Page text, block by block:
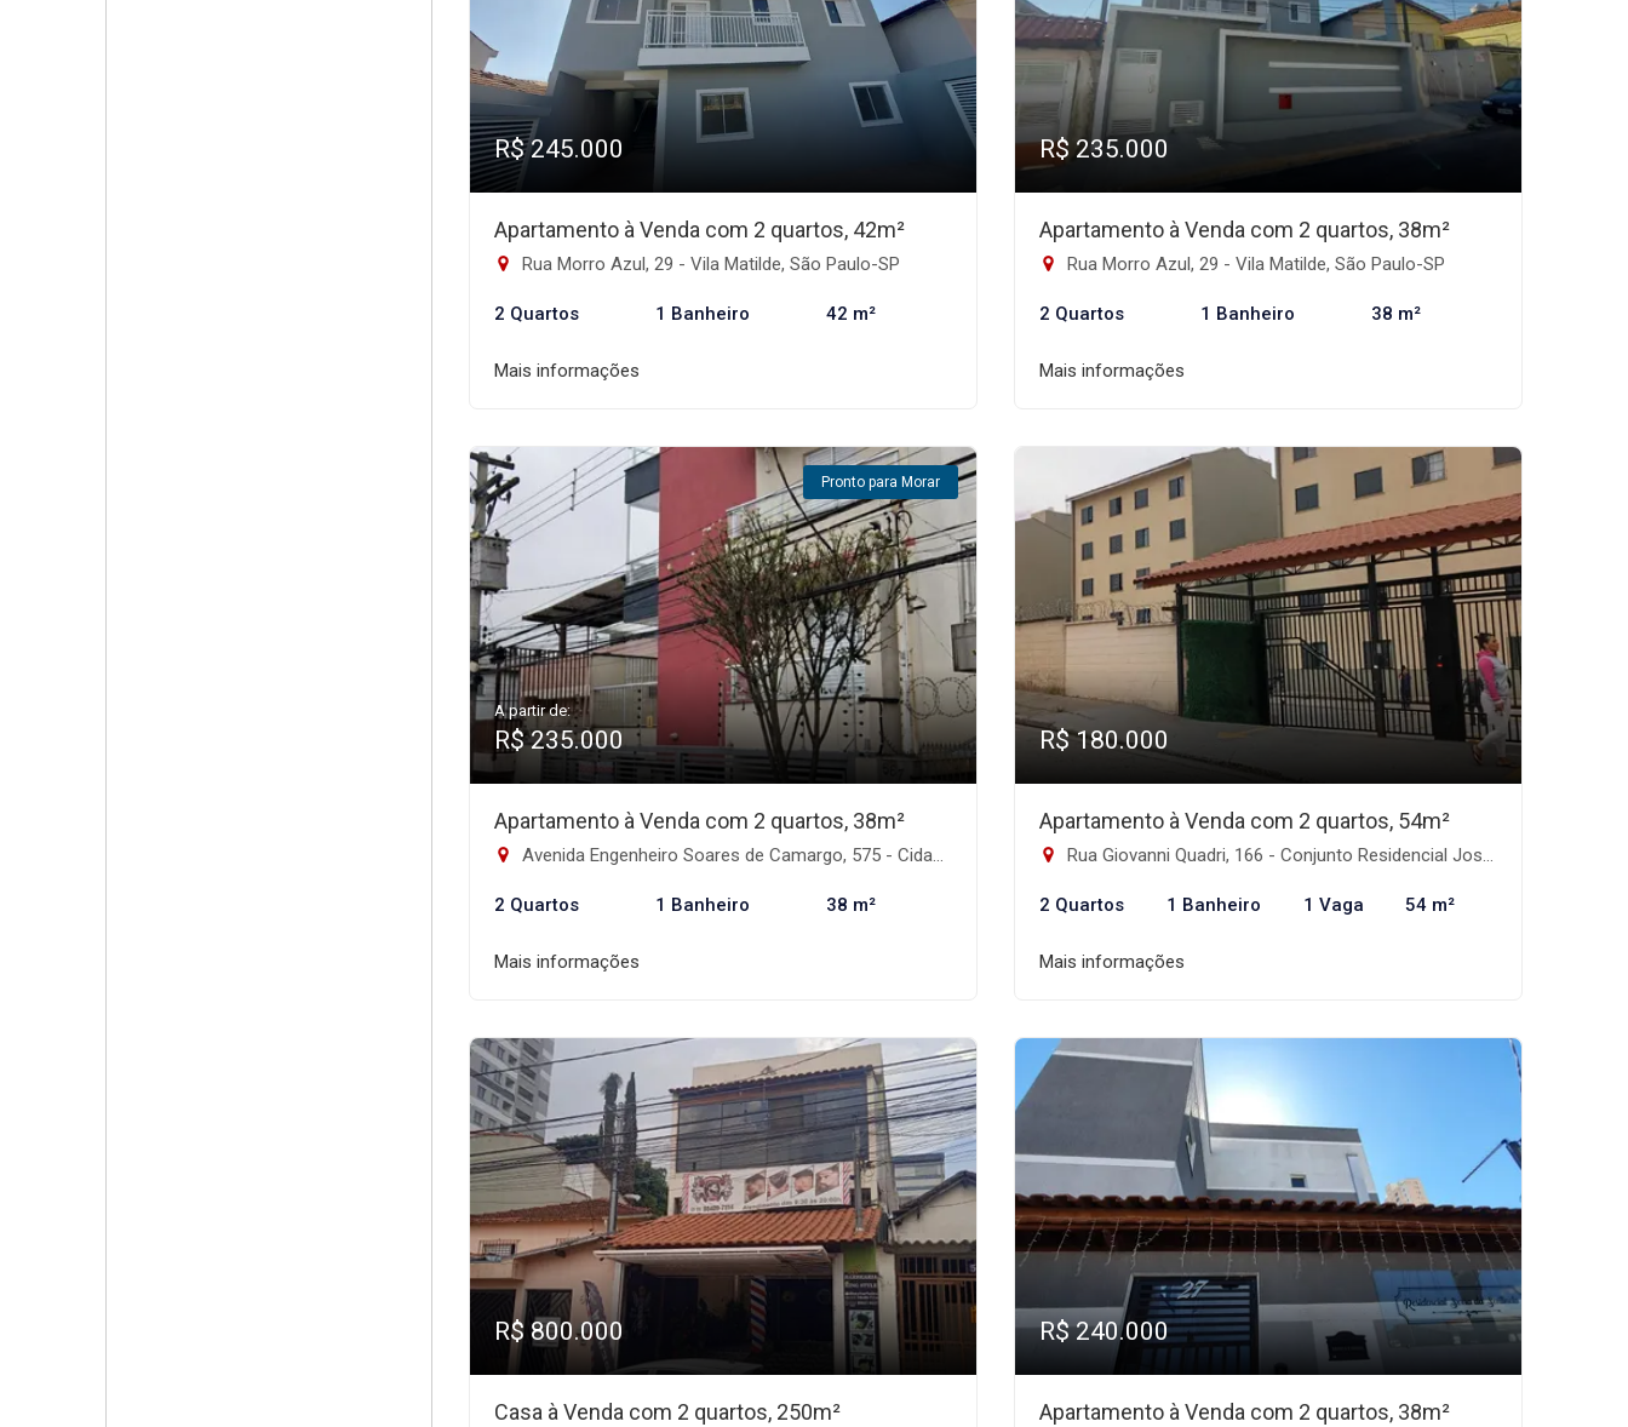
R$ 245.000
Apartamento à Venda com 2 quartos, 42m²
Rua Morro Azul, 29 - Vila Matilde, São Paulo-SP
2 Quartos 1 Banheiro 42 m²
Mais informações
R$ 235.000
Apartamento à Venda com 2 quartos, 38m²
Rua Morro Azul, 29 - Vila Matilde, São Paulo-SP
2 Quartos 1 Banheiro 38 m²
Mais informações
Pronto para Morar
A partir de:
R$ 235.000
Apartamento à Venda com 2 quartos, 38m²
Avenida Engenheiro Soares de Camargo, 575 - Cidade Patriarca, São Paulo-SP
2 Quartos 1 Banheiro 38 m²
Mais informações
R$ 180.000
Apartamento à Venda com 2 quartos, 54m²
Rua Giovanni Quadri, 166 - Conjunto Residencial José Bonifácio, São Paulo-SP
2 Quartos 1 Banheiro 1 Vaga 54 m²
Mais informações
R$ 800.000
Casa à Venda com 2 quartos, 250m²
R$ 240.000
Apartamento à Venda com 2 quartos, 38m²